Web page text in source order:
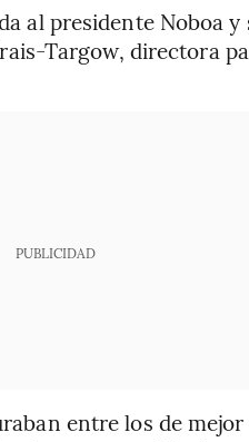
al presidente Noboa y
Targow, directora
PUBLICIDAD
entre los de